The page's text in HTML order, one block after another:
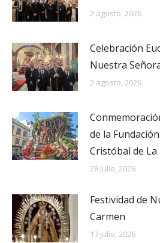
2 agosto, 2026
Celebración
Nuestra
2 agosto, 2026
de la
Cristóbal de La
28 julio, 2026
Festividad de
Carmen
17 julio, 2026